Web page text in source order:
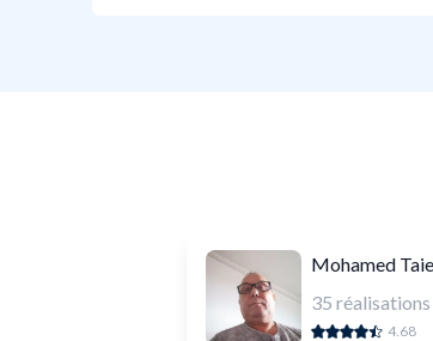
Mohamed
35 réalisations
4.68